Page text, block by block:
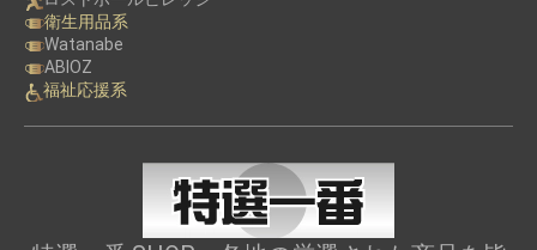
衛生用品系
Watanabe
ABIOZ
福祉応援系